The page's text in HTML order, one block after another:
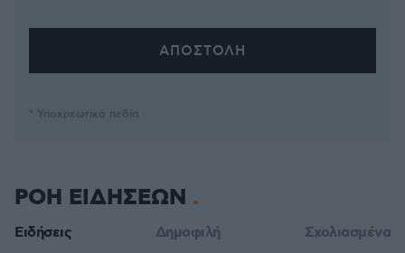
* Υποχρεωτικά πεδία
ΡΟΗ ΕΙΔΗΣΕΩΝ
Ειδήσεις Δημοφιλή Σχολιασμένα